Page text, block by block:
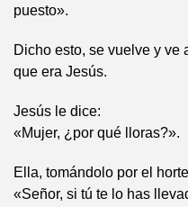
puesto».
Dicho esto, se vuelve y ve
que era Jesús.
Jesús le dice:
«Mujer, ¿por qué lloras?».
Ella, tomándolo por el
«Señor, si tú te lo has